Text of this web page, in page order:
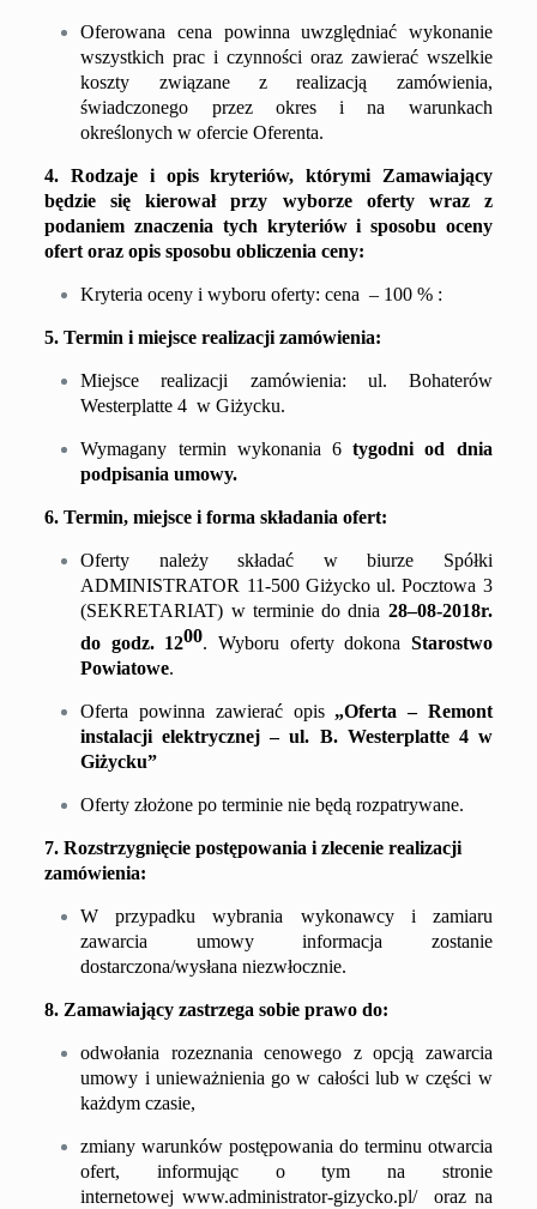
Oferowana cena powinna uwzględniać wykonanie
wszystkich prac i czynności oraz zawierać wszelkie
koszty związane z realizacją zamówienia,
świadczonego przez okres i na warunkach
określonych w ofercie Oferenta.
4. Rodzaje i opis kryteriów, którymi Zamawiający
będzie się kierował przy wyborze oferty wraz z
podaniem znaczenia tych kryteriów i sposobu oceny
ofert oraz opis sposobu obliczenia ceny:
Kryteria oceny i wyboru oferty: cena – 100 % :
5. Termin i miejsce realizacji zamówienia:
Miejsce realizacji zamówienia: ul. Bohaterów
Westerplatte 4 w Giżycku.
Wymagany termin wykonania 6 tygodni od dnia
podpisania umowy.
6. Termin, miejsce i forma składania ofert:
Oferty należy składać w biurze Spółki
ADMINISTRATOR 11-500 Giżycko ul. Pocztowa 3
(SEKRETARIAT) w terminie do dnia 28–08-2018r.
do godz. 1200. Wyboru oferty dokona Starostwo
Powiatowe.
Oferta powinna zawierać opis „Oferta – Remont
instalacji elektrycznej – ul. B. Westerplatte 4 w
Giżycku”
Oferty złożone po terminie nie będą rozpatrywane.
7. Rozstrzygnięcie postępowania i zlecenie realizacji
zamówienia:
W przypadku wybrania wykonawcy i zamiaru
zawarcia umowy informacja zostanie
dostarczona/wysłana niezwłocznie.
8. Zamawiający zastrzega sobie prawo do:
odwołania rozeznania cenowego z opcją zawarcia
umowy i unieważnienia go w całości lub w części w
każdym czasie,
zmiany warunków postępowania do terminu otwarcia
ofert, informując o tym na stronie
internetowejwww.administrator-gizycko.pl/oraz na